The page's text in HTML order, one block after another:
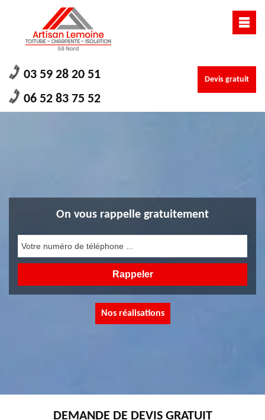
03 59 28 20 51
06 52 83 75 52
Devis gratuit
On vous rappelle gratuitement
Nos réalisations
DEMANDE DE DEVIS GRATUIT